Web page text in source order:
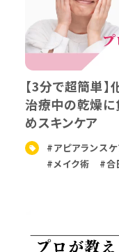
【3分で超簡単
治療中の乾燥に
めスキンケア
#アピアランス
#メイク術
#合